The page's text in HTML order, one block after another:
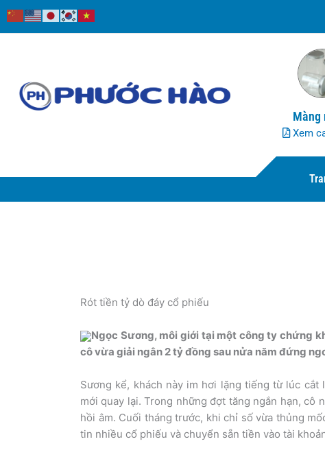
Nhảy
tới
Màng
Xem
Rót tiền tỷ dò đáy cổ phiếu
Ngọc Sương, môi giới tại một công ty chứng
cô vừa giải ngân 2 tỷ đồng sau nửa năm đứng
Sương kể, khách này im hơi lặng tiếng từ lúc
mới quay lại. Trong những đợt tăng ngắn hạn,
hồi âm. Cuối tháng trước, khi chỉ số vừa thủng
tin nhiều cổ phiếu và chuyển sẵn tiền vào tài